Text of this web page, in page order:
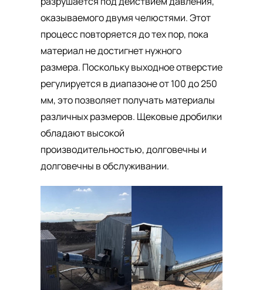
оказываемого двумя челюстями. Этот
процесс повторяется до тех пор, пока
материал не достигнет нужного
размера. Поскольку выходное отверстие
регулируется в диапазоне от 100 до 250
мм, это позволяет получать материалы
различных размеров. Щековые дробилки
обладают высокой
производительностью, долговечны и
долговечны в обслуживании.